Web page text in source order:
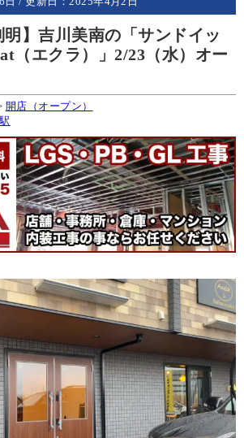
明】吉川美南の「サンドイッ
（エクラ）」2/23（水）オー
開店（オープン）